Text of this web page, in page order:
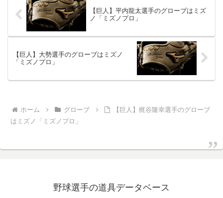
【巨人】平内龍太選手のグローブはミズ
ノ「ミズノプロ」
【巨人】大勢選手のグローブはミズノ
「ミズノプロ」
ホーム グローブ
【巨人】梶谷隆幸選手のグローブ
はミズノ「ミズノプロ」
野球選手の道具データベース